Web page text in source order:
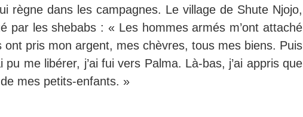
règne dans les campagnes. Le village de Shute Njojo,
par les shebabs : « Les hommes armés m’ont attaché
pris mon argent, mes chèvres, tous mes biens. Puis
me libérer, j’ai fui vers Palma. Là-bas, j’ai appris que
mes petits-enfants. »